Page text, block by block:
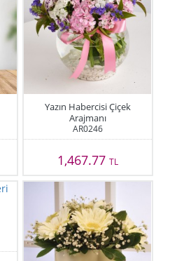
Yazın Habercisi Çiçek
Arajmanı
AR0246
1,467.77 TL